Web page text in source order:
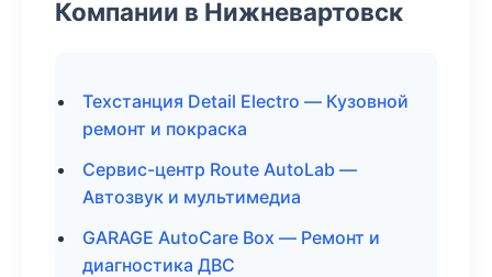
Компании в Нижневартовск
Техстанция Detail Electro — Кузовной
ремонт и покраска
Сервис-центр Route AutoLab —
Автозвук и мультимедиа
GARAGE AutoCare Box — Ремонт и
диагностика ДВС